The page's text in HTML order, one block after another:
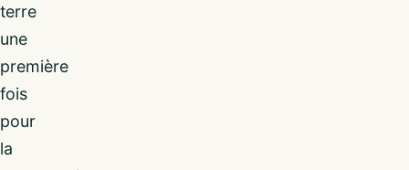
terre
une
première
fois
pour
la